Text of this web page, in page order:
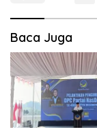
Baca Juga